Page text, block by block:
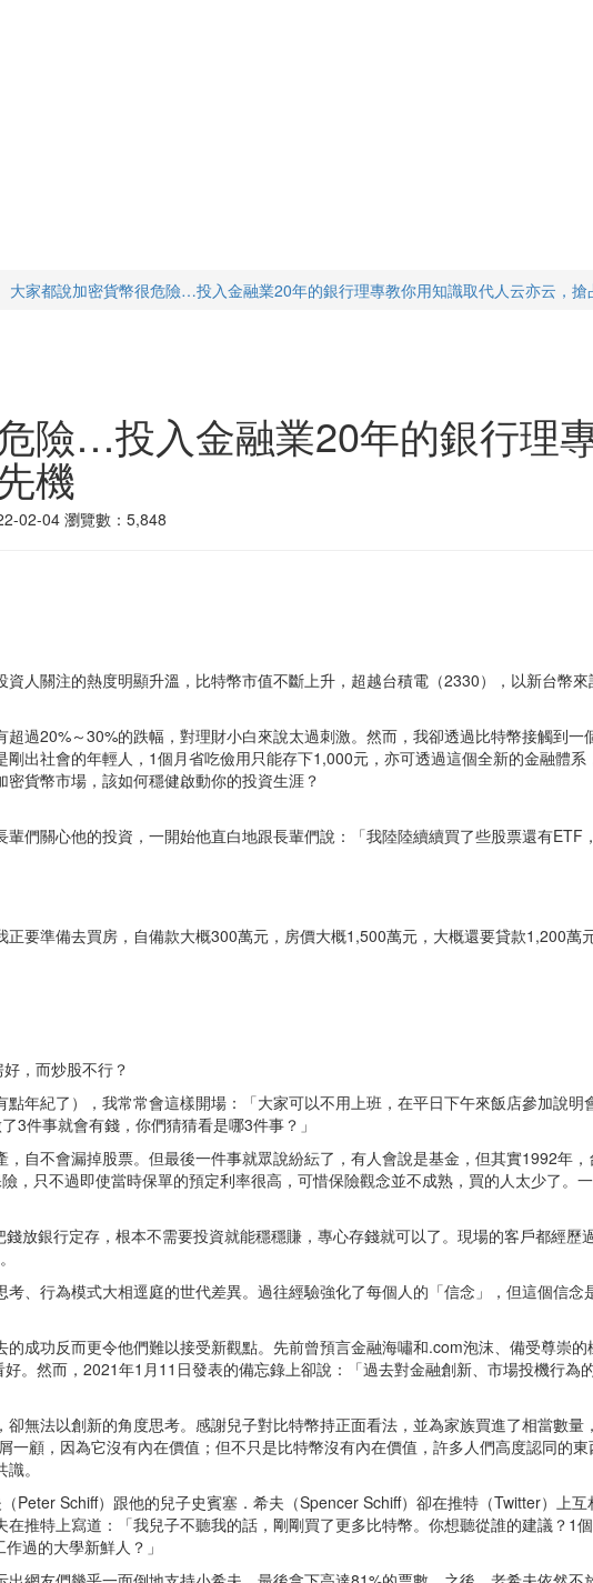
大家都說加密貨幣很危險…投入金融業20年的銀行理專教你用知識取代人云亦云，搶
險…投入金融業20年的銀行理
機
02-04 瀏覽數：5,848
人關注的熱度明顯升溫，比特幣市值不斷上升，超越台積電（2330），以新台幣
過20%～30%的跌幅，對理財小白來說太過刺激。然而，我卻透過比特幣接觸到
出社會的年輕人，1個月省吃儉用只能存下1,000元，亦可透過這個全新的金融體
貨幣市場，該如何穩健啟動你的投資生涯？
們關心他的投資，一開始他直白地跟長輩們說：「我陸陸續續買了些股票還有ETF
要準備去買房，自備款大概300萬元，房價大概1,500萬元，大概還要貸款1,200萬元
，而炒股不行？
年紀了），我常常會這樣開場：「大家可以不用上班，在平日下午來飯店參加說
3件事就會有錢，你們猜猜看是哪3件事？」
自不會漏掉股票。但最後一件事就眾說紛紜了，有人會說是基金，但其實1992年
，只不過即使當時保單的預定利率很高，可惜保險觀念並不成熟，買的人太少了。
放銀行定存，根本不需要投資就能穩穩賺，專心存錢就可以了。現場的客戶都經歷
、行為模式大相逕庭的世代差異。過往經驗強化了每個人的「信念」，但這個信
成功反而更令他們難以接受新觀點。先前曾預言金融海嘯和.com泡沫、備受尊崇
。然而，2021年1月11日發表的備忘錄上卻說：「過去對金融創新、市場投機行為
卻無法以創新的角度思考。感謝兒子對比特幣持正面看法，並為家族買進了相當數
顧，因為它沒有內在價值；但不只是比特幣沒有內在價值，許多人們高度認同的
。
Peter Schiff）跟他的兒子史賓塞．希夫（Spencer Schiff）卻在推特（Twitter）上
推特上寫道：「我兒子不聽我的話，剛剛買了更多比特幣。你想聽從誰的建議？1
過的大學新鮮人？」